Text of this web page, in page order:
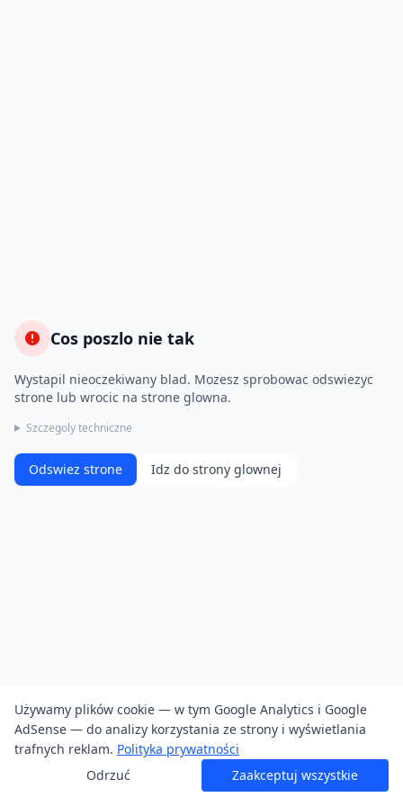
Cos poszlo nie tak
Wystapil nieoczekiwany blad. Mozesz sprobowac odswiezyc
strone lub wrocic na strone glowna.
Szczegoly techniczne
Odswiez strone Idz do strony glownej
Używamy plików cookie — w tym Google Analytics i Google
AdSense — do analizy korzystania ze strony i wyświetlania
trafnych reklam. Polityka prywatności
Odrzuć
Zaakceptuj wszystkie